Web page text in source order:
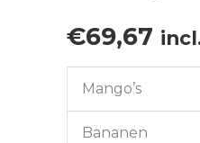
€69,67
Mango’s
Bananen